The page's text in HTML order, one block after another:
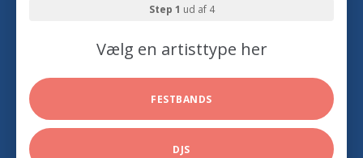
Step 1 ud af 4
Vælg en artisttype her
FESTBANDS
DJS